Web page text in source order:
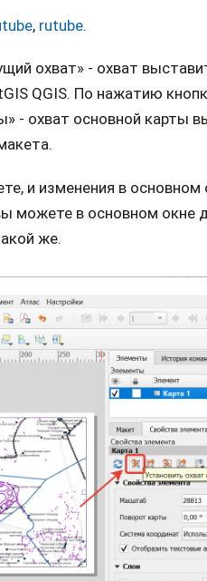
, rutube.
охват» - охват
QGIS. По нажатию
- охват основной карты
и изменения в основном
можете в основном окне
же.